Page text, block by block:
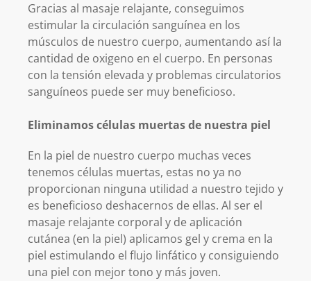
Gracias al masaje relajante, conseguimos
estimular la circulación sanguínea en los
músculos de nuestro cuerpo, aumentando así la
cantidad de oxigeno en el cuerpo. En personas
con la tensión elevada y problemas circulatorios
sanguíneos puede ser muy beneficioso.
Eliminamos células muertas de nuestra piel
En la piel de nuestro cuerpo muchas veces
tenemos células muertas, estas no ya no
proporcionan ninguna utilidad a nuestro tejido y
es beneficioso deshacernos de ellas. Al ser el
masaje relajante corporal y de aplicación
cutánea (en la piel) aplicamos gel y crema en la
piel estimulando el flujo linfático y consiguiendo
una piel con mejor tono y más joven.